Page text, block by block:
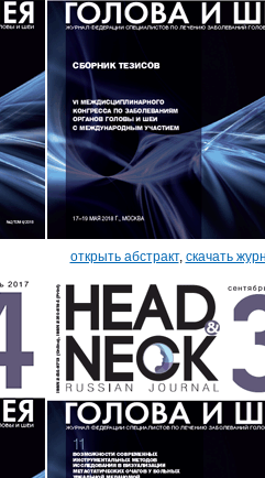
открыть абстракт, скачать